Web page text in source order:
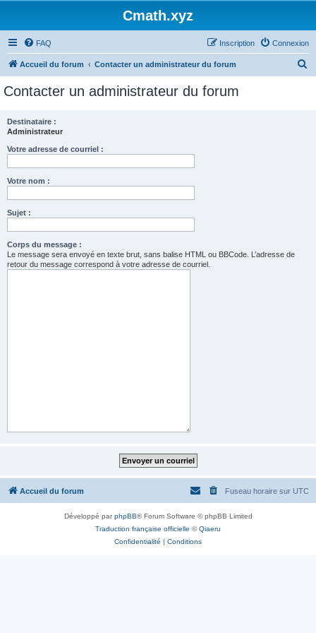
Cmath.xyz
FAQ Connexion
Inscription
Accueil du forum Contacter un administrateur du forum
Contacter un administrateur du forum
Destinataire :
Administrateur
Votre adresse de courriel :
Votre nom :
Sujet :
Corps du message :
Le message sera envoyé en texte brut, sans balise HTML ou BBCode. L’adresse de
retour du message correspond à votre adresse de courriel.
Accueil du forum Fuseau horaire sur UTC
Développé parphpBB® Forum Software © phpBB Limited
Traduction française officielle ©Qiaeru
Confidentialité | Conditions